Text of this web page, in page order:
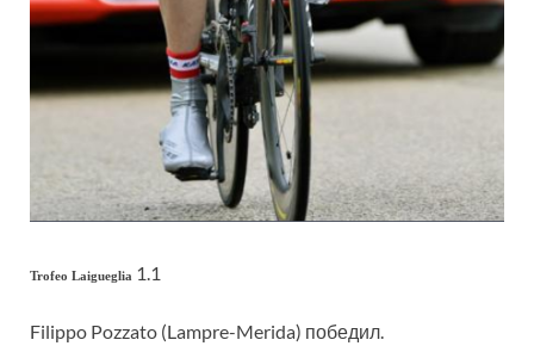
Trofeo Laigueglia 1.1
Filippo Pozzato (Lampre-Merida) победил.